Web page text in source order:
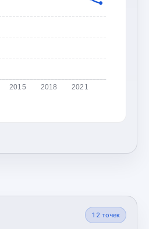
2015 2018 2021
12 точек